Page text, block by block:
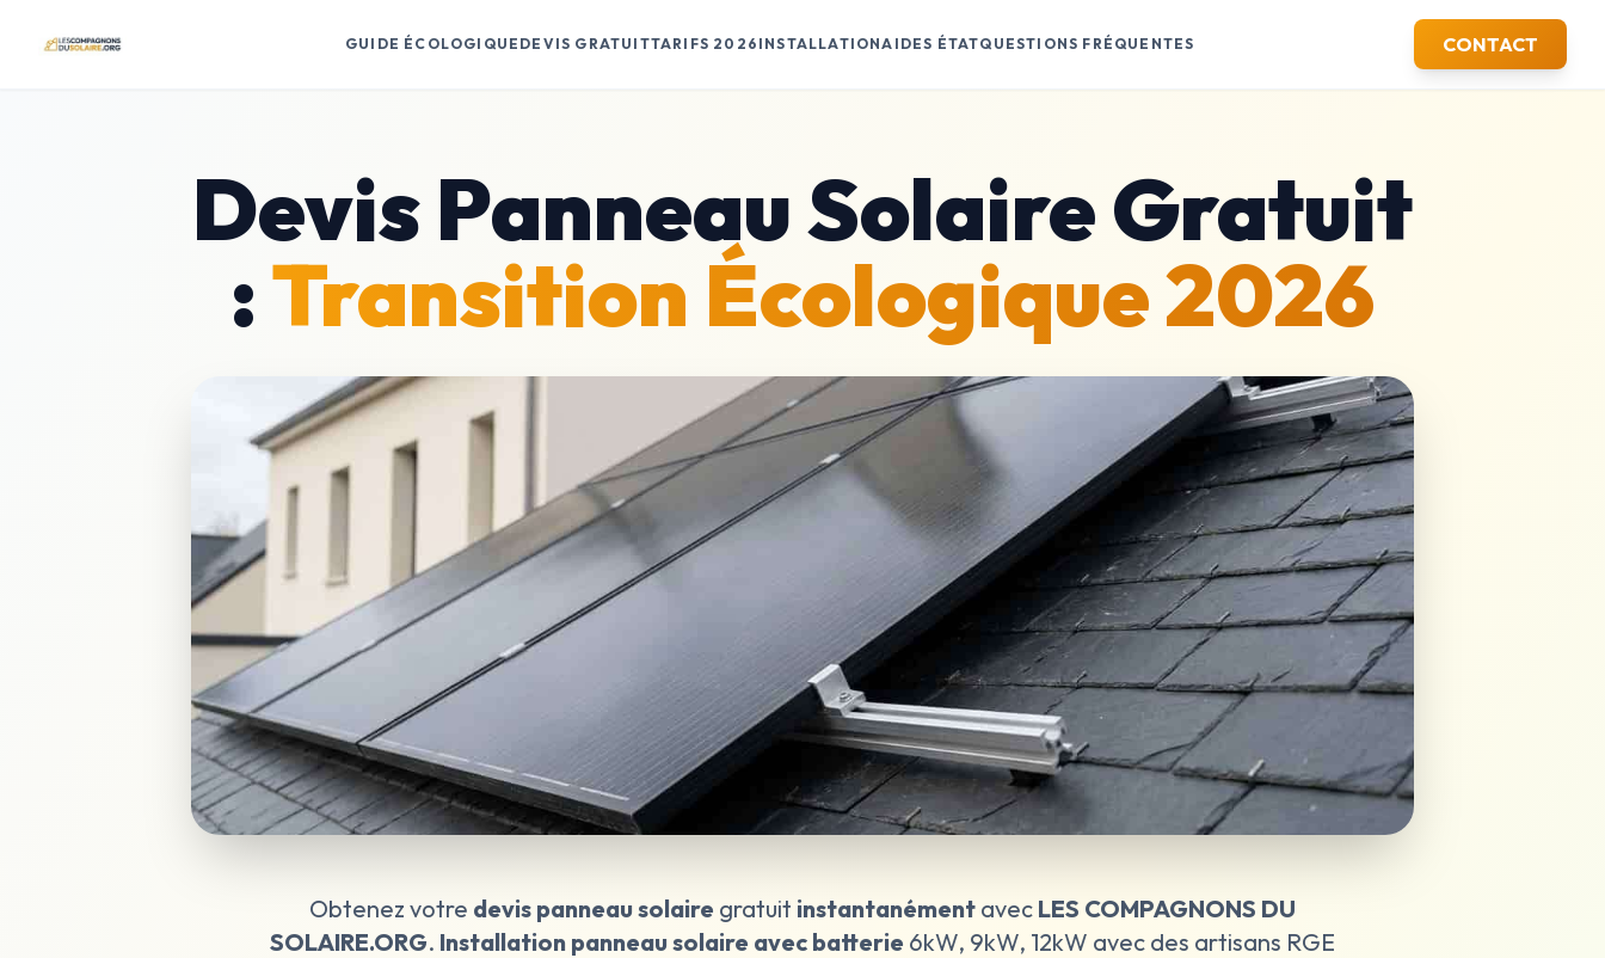
GUIDE ÉCOLOGIQUE DEVIS GRATUITTARIFS 2026 INSTALLATIONAIDES ÉTATQUESTIONS FRÉQUENTES CONTACT
Devis Panneau Solaire Gratuit
:Transition Écologique 2026
Obtenez votre devis panneau solaire gratuit instantanément avec LES COMPAGNONS DU
SOLAIRE.ORG. Installation panneau solaire avec batterie 6kW, 9kW, 12kW avec des artisans RGE